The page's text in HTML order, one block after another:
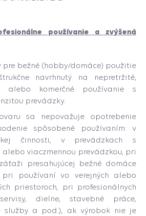
používanie a zvýšená
pre bežné (hobby/domáce) použitie
navrhnutý na nepretržité,
alebo komerčné používanie s
prevádzky.
sa nepovažuje opotrebenie
spôsobené používaním: v
činnosti, v prevádzkach s
alebo viaczmennou prevádzkou, pri
presahujúcej bežné domáce
pri používaní vo verejných alebo
priestoroch, pri profesionálnych
dielne, stavebné práce,
služby a pod.), ak výrobok nie je